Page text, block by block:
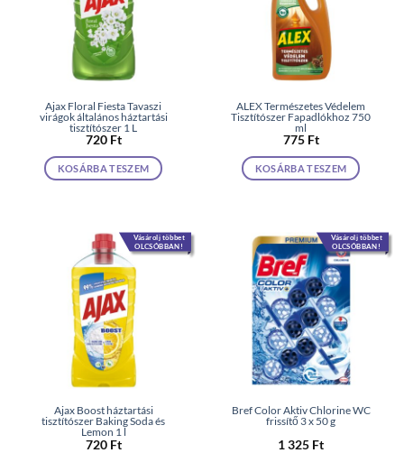
Ajax Floral Fiesta Tavaszi
virágok általános háztartási
tisztítószer 1 L
720 Ft
KOSÁRBA TESZEM
ALEX Természetes Védelem
Tisztítószer Fapadlókhoz 750
ml
775 Ft
KOSÁRBA TESZEM
Vásárolj többet
OLCSÓBBAN!
Ajax Boost háztartási
tisztítószer Baking Soda és
Lemon 1 l
720 Ft
Vásárolj többet
OLCSÓBBAN!
Bref Color Aktiv Chlorine WC
frissítő 3 x 50 g
1 325 Ft